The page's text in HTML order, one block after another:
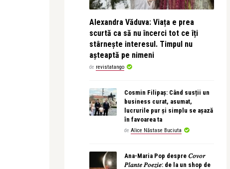
Alexandra Văduva: Viața e prea
scurtă ca să nu încerci tot ce îți
stârnește interesul. Timpul nu
așteaptă pe nimeni
de revistatango
Cosmin Filipaș: Când susții un
business curat, asumat,
lucrurile pur și simplu se așază
în favoarea ta
de Alice Năstase Buciuta
Ana-Maria Pop despre 𝐶𝑜𝑣𝑜𝑟
𝑃𝑙𝑎𝑛𝑡𝑒 𝑃𝑜𝑒𝑧𝑖𝑒: de la un shop de